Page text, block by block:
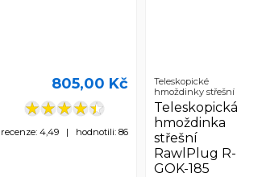
805,00 Kč
recenze: 4,49 | hodnotili: 86
Teleskopické
hmoždinky střešní
Teleskopická
hmoždinka
střešní
RawlPlug R-
GOK-185